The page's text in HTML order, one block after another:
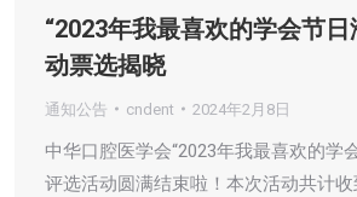
“2023年我最喜欢的学会节日
动票选揭晓
通知公告 cndent 2024年2月8日
中华口腔医学会“2023年我最喜欢的学
评选活动圆满结束啦！本次活动共计